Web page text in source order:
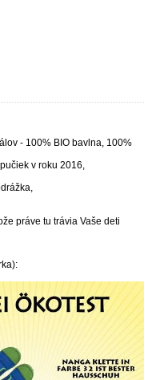
- 100% BIO bavlna, 100%
v roku 2016,
práve tu trávia Vaše deti